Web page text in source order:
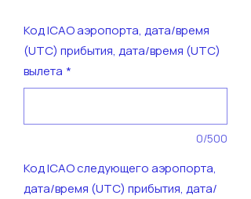
Код ICAO аэропорта, дата/время
(UTC) прибытия, дата/время (UTC)
вылета *
0/500
Код ICAO следующего аэропорта,
дата/время (UTC) прибытия, дата/